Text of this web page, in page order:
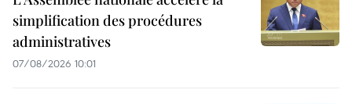
simplification des procédures
administratives
07/08/2026 10:01